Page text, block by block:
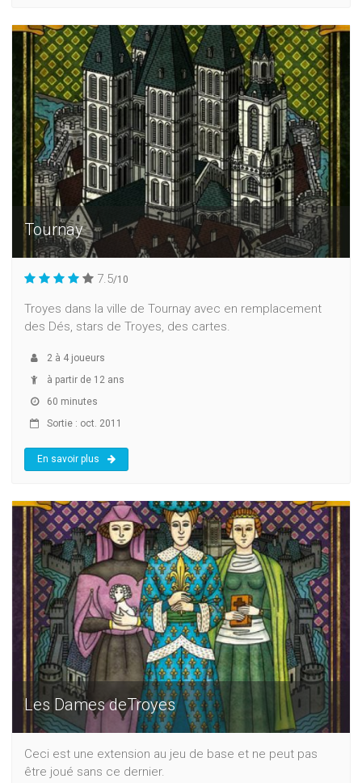
Tournay
7.5/10
Troyes dans la ville de Tournay avec en remplacement
des Dés, stars de Troyes, des cartes.
2 à 4 joueurs
à partir de 12 ans
60 minutes
Sortie : oct. 2011
En savoir plus
Les Dames deTroyes
Ceci est une extension au jeu de base et ne peut pas
être joué sans ce dernier.